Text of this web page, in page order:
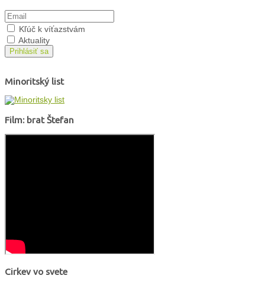
Kľúč k víťazstvám
Aktuality
Prihlásiť sa
Minoritský list
Film: brat Štefan
Cirkev vo svete